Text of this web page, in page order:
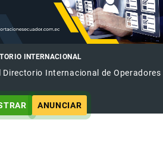
INTERNACIONAL
Directorio Internacional de Operadores
ANUNCIAR